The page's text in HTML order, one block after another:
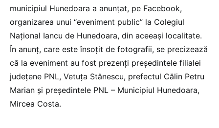
municipiul Hunedoara a anunțat, pe Facebook,
organizarea unui “eveniment public” la Colegiul
Național Iancu de Hunedoara, din aceeași localitate.
În anunț, care este însoțit de fotografii, se precizează
că la eveniment au fost prezenți președintele filialei
județene PNL, Vetuța Stănescu, prefectul Călin Petru
Marian și președintele PNL – Municipiul Hunedoara,
Mircea Costa.